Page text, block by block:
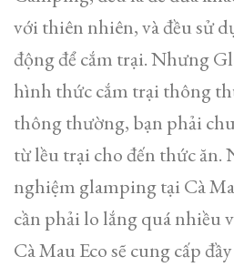
với thiên nhiên, và đều sử
động để cắm trại. Nhưng
hình thức cắm trại thông
thông thường, bạn phải
từ lều trại cho đến thức
nghiệm glamping tại Cà
cần phải lo lắng quá nhiều
Cà Mau Eco sẽ cung cấp